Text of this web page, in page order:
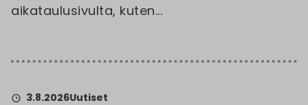
aikataulusivulta, kuten...
3.8.2026Uutiset